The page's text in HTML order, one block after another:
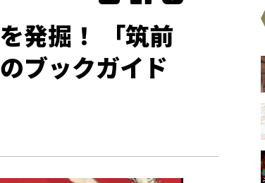
発掘！ 「筑前
ブックガイド